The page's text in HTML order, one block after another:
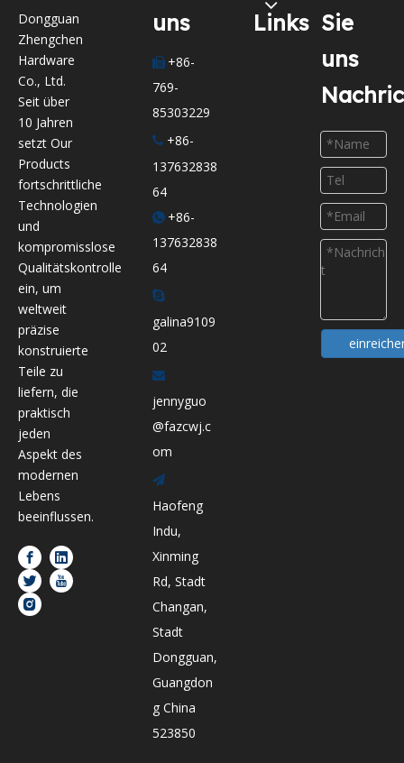
Dongguan
Zhengchen
Hardware
Co., Ltd.
Seit über
10 Jahren
setzt Our
Products
fortschrittliche
Technologien
und
kompromisslose
Qualitätskontrolle
ein, um
weltweit
präzise
konstruierte
Teile zu
liefern, die
praktisch
jeden
Aspekt des
modernen
Lebens
beeinflussen.
uns
 +86-
769-
85303229
 +86-
137632838
64
 +86-
137632838
64

galina9109
02

jennyguo
@fazcwj.c
om

Haofeng
Indu,
Xinming
Rd, Stadt
Changan,
Stadt
Dongguan,
Guangdon
g China
523850
Links Sie
uns